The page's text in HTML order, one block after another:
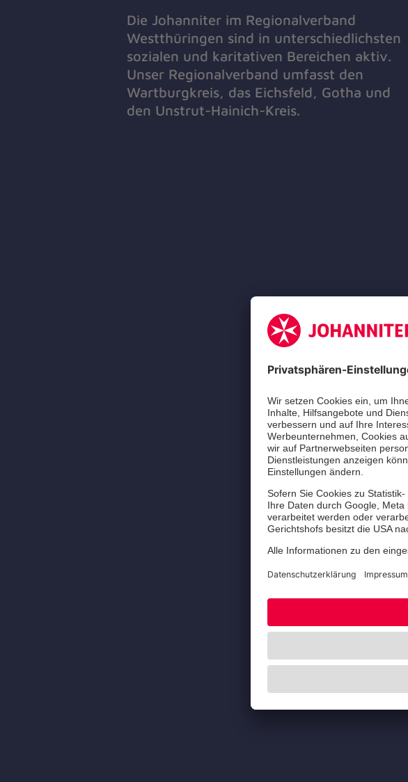
Die Johanniter im Regionalverband
Westthüringen sind in unterschiedlichsten
sozialen und karitativen Bereichen aktiv.
Unser Regionalverband umfasst den
Wartburgkreis, das Eichsfeld, Gotha und
den Unstrut-Hainich-Kreis.